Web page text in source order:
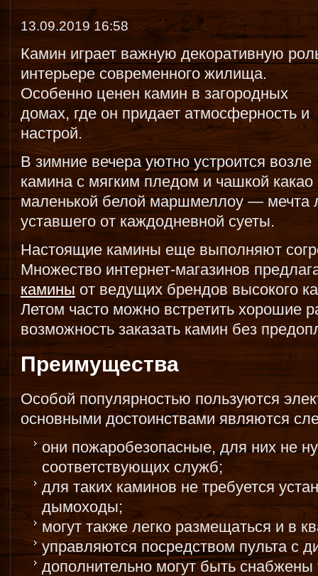
13.09.2019 16:58
Камин играет важную декоративную
интерьере современного жилища.
Особенно ценен камин в загородных
домах, где он придает атмосферность и
настрой.
В зимние вечера уютно устроится возле
камина с мягким пледом и чашкой
маленькой белой маршмеллоу — мечта
уставшего от каждодневной суеты.
Настоящие камины еще выполняют
Множество интернет-магазинов
камины от ведущих брендов высокого
Летом часто можно встретить хорошие
возможность заказать камин без
Преимущества
Особой популярностью пользуются
основными достоинствами являются
они пожаробезопасные, для них не
соответствующих служб;
для таких каминов не требуется
дымоходы;
могут также легко размещаться и в
управляются посредством пульта с
дополнительно могут быть